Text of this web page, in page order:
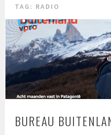
TAG: RADIO
BUREAU